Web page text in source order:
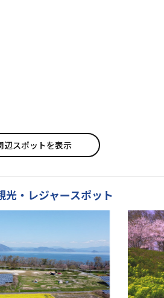
辺スポットを表示
光・レジャースポット